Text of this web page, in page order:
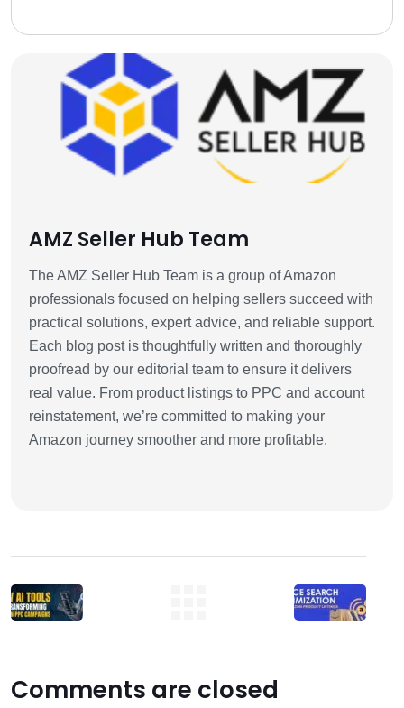
AMZ Seller Hub Team
The AMZ Seller Hub Team is a group of Amazon
professionals focused on helping sellers succeed with
practical solutions, expert advice, and reliable support.
Each blog post is thoughtfully written and thoroughly
proofread by our editorial team to ensure it delivers
real value. From product listings to PPC and account
reinstatement, we’re committed to making your
Amazon journey smoother and more profitable.
Comments are closed